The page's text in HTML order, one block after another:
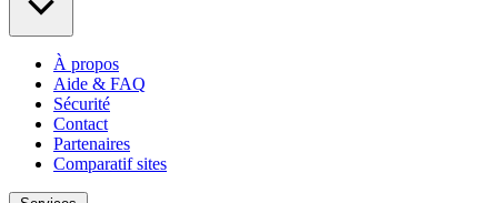
À propos
Aide & FAQ
Sécurité
Contact
Partenaires
Comparatif sites